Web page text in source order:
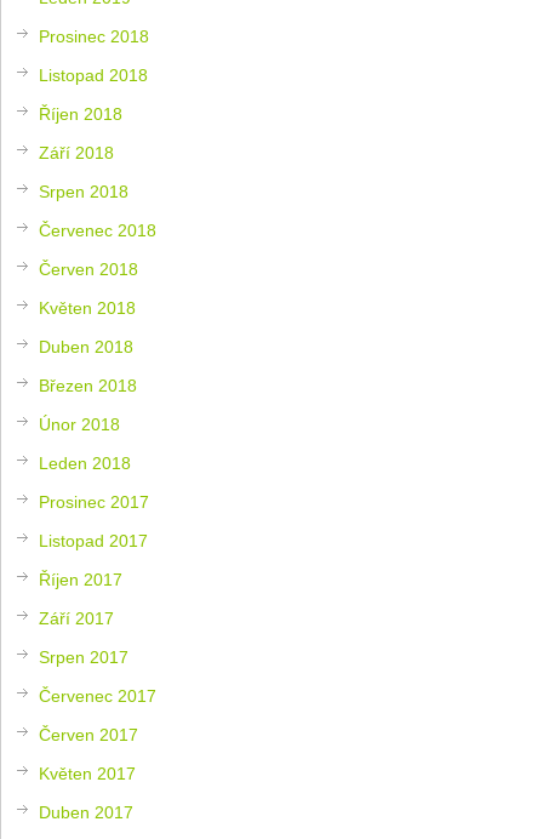
Prosinec 2018
Listopad 2018
Říjen 2018
Září 2018
Srpen 2018
Červenec 2018
Červen 2018
Květen 2018
Duben 2018
Březen 2018
Únor 2018
Leden 2018
Prosinec 2017
Listopad 2017
Říjen 2017
Září 2017
Srpen 2017
Červenec 2017
Červen 2017
Květen 2017
Duben 2017